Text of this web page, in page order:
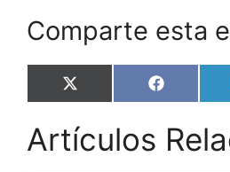
Comparte esta
Share
on
X
(
w
i
Share
on
F
a
e
b
Artículos